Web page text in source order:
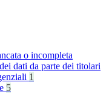
o incompleta
dati da parte dei titolari
1
5